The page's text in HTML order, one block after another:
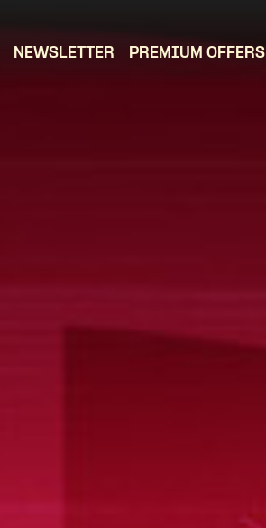
NEWSLETTER PREMIUM OFFERS